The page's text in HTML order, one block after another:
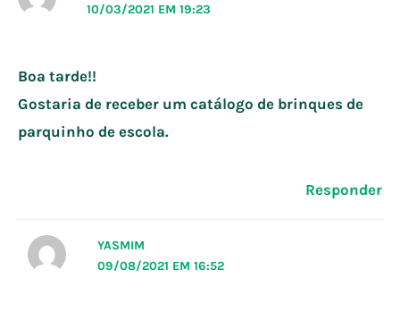
10/03/2021 EM 19:23
Boa tarde!!
Gostaria de receber um catálogo de brinques de
parquinho de escola.
Responder
YASMIM
09/08/2021 EM 16:52